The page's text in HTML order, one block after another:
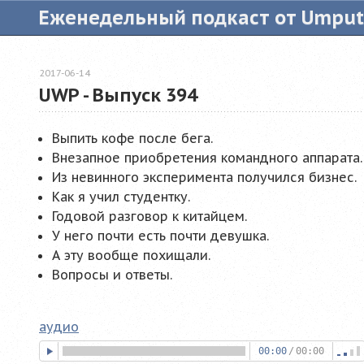
Еженедельный подкаст от
UWP - Выпуск 394
2017-06-14
Выпить кофе после бега.
Внезапное приобретения командного аппарата.
Из невинного эксперимента получился бизнес.
Как я учил студентку.
Годовой разговор к китайцем.
У него почти есть почти девушка.
А эту вообще похищали.
Вопросы и ответы.
аудио
00:00 / 00:00